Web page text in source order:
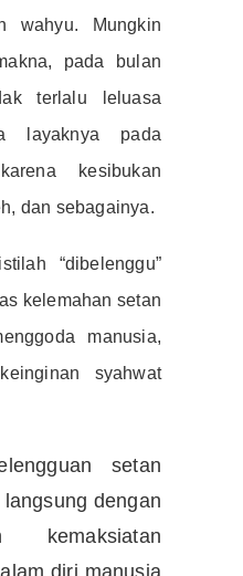
wahyu. Mungkin
pada bulan
terlalu leluasa
layaknya pada
kesibukan
dan sebagainya.
“dibelenggu”
kelemahan setan
manusia,
syahwat
setan
dengan
kemaksiatan